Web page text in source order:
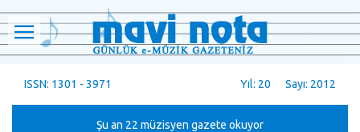
ISSN: 1301 - 3971 Yıl: 20 Sayı: 2012
Şu an 22 müzisyen gazete okuyor